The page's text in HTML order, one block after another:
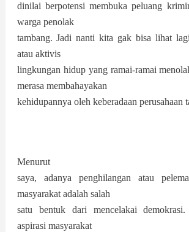
dinilai berpotensi membuka peluang
warga penolak
tambang. Jadi nanti kita gak bisa lihat
atau aktivis
lingkungan hidup yang ramai-ramai
merasa membahayakan
kehidupannya oleh keberadaan perusahaan
Menurut
saya, adanya penghilangan atau
masyarakat adalah salah
satu bentuk dari mencelakai demokrasi.
aspirasi masyarakat